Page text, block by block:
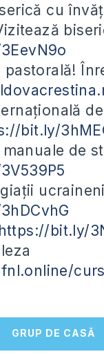
cu
pastorală!
bit.ly/
de
ucraineni
https://bit.ly/
GRUP DE CASĂ